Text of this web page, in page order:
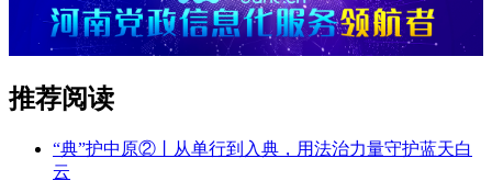
推荐阅读
“典”护中原②‌丨从单行到入典，用法治力量守护蓝天白
云